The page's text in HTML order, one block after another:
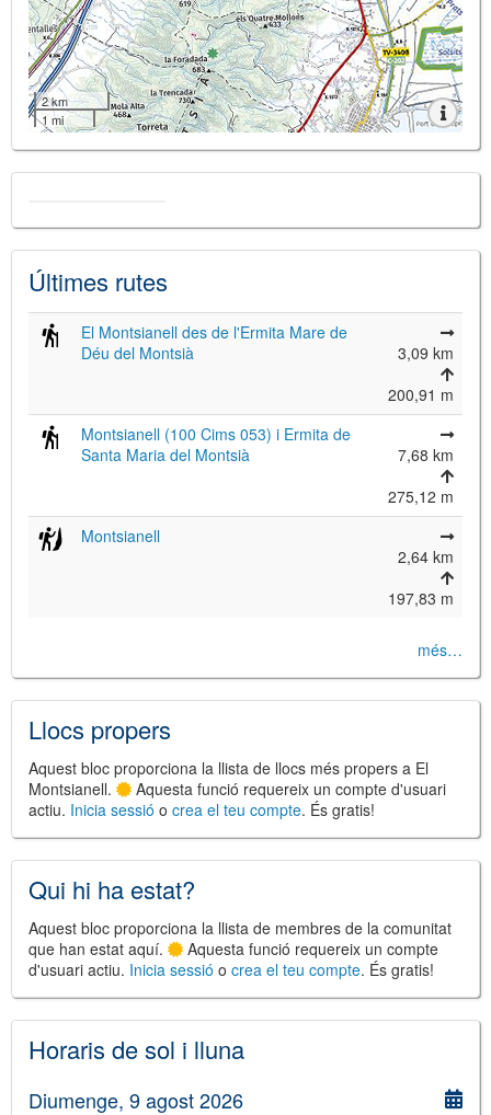
2 km
1 mi
Últimes rutes
El Montsianell des de l'Ermita Mare de
Déu del Montsià
3,09 km
200,91 m
Montsianell (100 Cims 053) i Ermita de
Santa Maria del Montsià
7,68 km
275,12 m
Montsianell
2,64 km
197,83 m
més…
Llocs propers
Aquest bloc proporciona la llista de llocs més propers a El
Montsianell.
Aquesta funció requereix un compte d'usuari
actiu. Inicia sessió o crea el teu compte. És gratis!
Qui hi ha estat?
Aquest bloc proporciona la llista de membres de la comunitat
que han estat aquí.
Aquesta funció requereix un compte
d'usuari actiu. Inicia sessió o crea el teu compte. És gratis!
Horaris de sol i lluna
Diumenge, 9 agost 2026